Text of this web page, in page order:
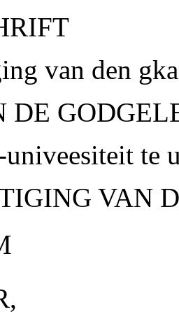
van den
DE
te
VAN